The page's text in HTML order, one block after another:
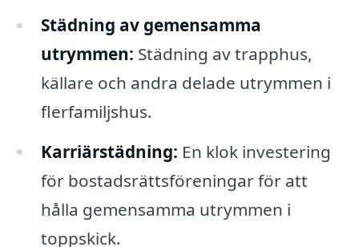
Städning av gemensamma
utrymmen: Städning av trapphus,
källare och andra delade utrymmen i
flerfamiljshus.
Karriärstädning: En klok investering
för bostadsrättsföreningar för att
hålla gemensamma utrymmen i
toppskick.